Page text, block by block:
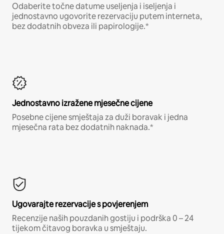
Odaberite točne datume useljenja i iseljenja i
jednostavno ugovorite rezervaciju putem interneta,
bez dodatnih obveza ili papirologije.*
Jednostavno izražene mjesečne cijene
Posebne cijene smještaja za duži boravak i jedna
mjesečna rata bez dodatnih naknada.*
Ugovarajte rezervacije s povjerenjem
Recenzije naših pouzdanih gostiju i podrška 0 – 24
tijekom čitavog boravka u smještaju.